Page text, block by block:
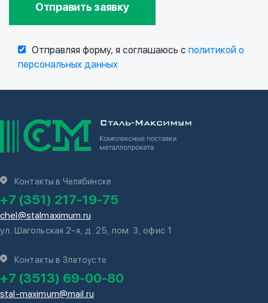
Отправить заявку
Отправляя форму, я соглашаюсь с политикой о
персональных данных
Контакты в Челябинске
+7 (351) 217-19-75
chel@stalmaximum.ru
ул. Шагольская 2-я, д. 25, пом. 3, офис 1
Контакты в Златоусте
+7 (3513) 69-00-80
stal-maximum@mail.ru